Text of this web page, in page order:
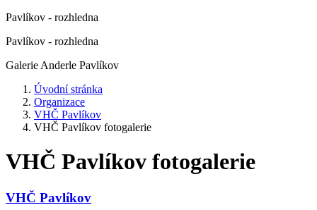
Pavlíkov - rozhledna
Pavlíkov - rozhledna
Galerie Anderle Pavlíkov
Úvodní stránka
Organizace
VHČ Pavlíkov
VHČ Pavlíkov fotogalerie
VHČ Pavlíkov fotogalerie
VHČ Pavlíkov